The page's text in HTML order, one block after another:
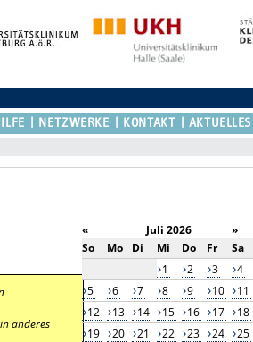
NETZWERKE KONTAKT AKTUELLES
« Juli 2026
»
So
Mo Di Mi Do Fr
Sa
1
2 3
4
5
6 7 8 9 10
11
12
13 14 15 16 17
18
19
20 21 22 23 24
25
anderes